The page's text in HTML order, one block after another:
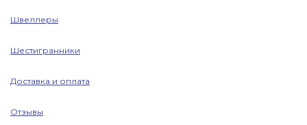
Швеллеры
Шестигранники
Доставка и оплата
Отзывы